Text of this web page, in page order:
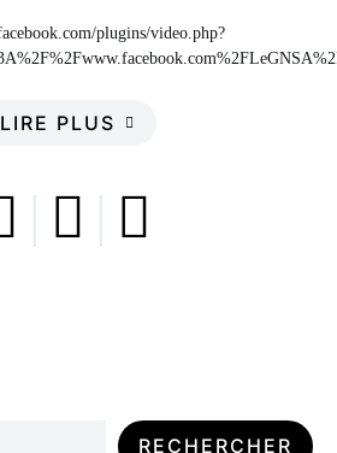
plugins/video.php?
LIRE PLUS
RECHERCHER